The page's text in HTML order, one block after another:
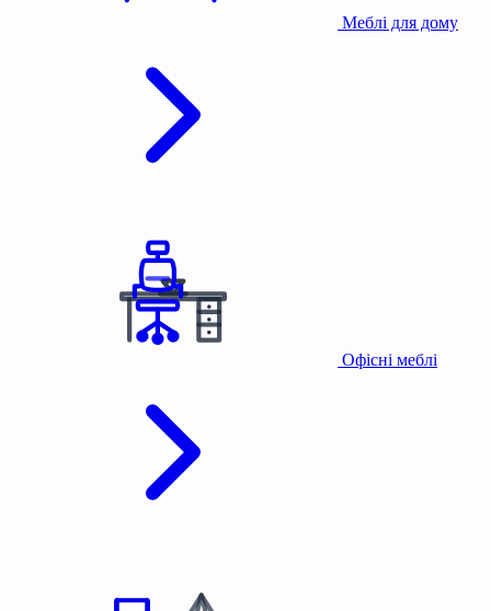
Меблі для дому
Офісні меблі